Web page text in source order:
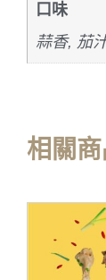
口味
蒜香, 茄
相關